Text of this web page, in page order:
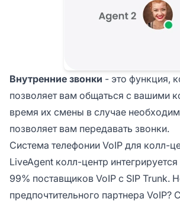
Внутренние звонки - это функция,
позволяет вам общаться с вашими
время их смены в случае
позволяет вам передавать звонки.
Система телефонии VoIP для колл-
LiveAgent колл-центр
99% поставщиков VoIP с SIP Trunk.
предпочтительного партнера VoIP?